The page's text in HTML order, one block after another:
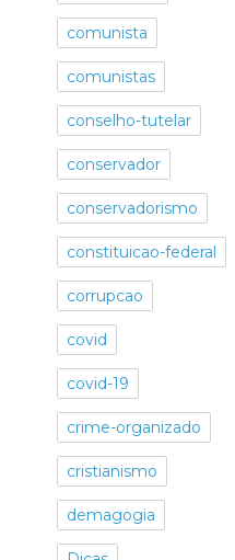
comunista
comunistas
conselho-tutelar
conservador
conservadorismo
constituicao-federal
corrupcao
covid
covid-19
crime-organizado
cristianismo
demagogia